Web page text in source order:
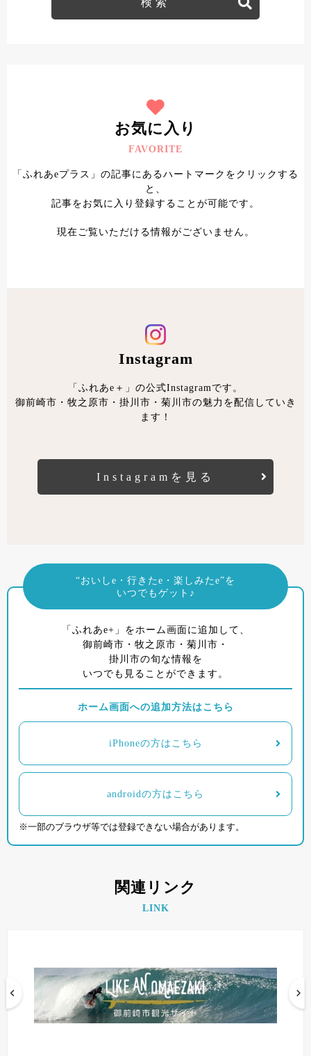
お気に入り
FAVORITE
「ふれあeプラス」の記事にあるハートマークをクリックする
と、
記事をお気に入り登録することが可能です。
現在ご覧いただける情報がございません。
Instagram
「ふれあe＋」の公式Instagramです。
御前崎市・牧之原市・掛川市・菊川市の魅力を配信していき
ます！
Instagramを見る
“おいしe・行きたe・楽しみたe”を
いつでもゲット♪
「ふれあe+」をホーム画面に追加して、
御前崎市・牧之原市・菊川市・
掛川市の旬な情報を
いつでも見ることができます。
ホーム画面への追加方法はこちら
iPhoneの方はこちら
androidの方はこちら
※一部のブラウザ等では登録できない場合があります。
関連リンク
LINK